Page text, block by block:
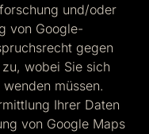
und/oder
von Google-
gegen
wobei Sie sich
müssen.
Ihrer Daten
von Google Maps